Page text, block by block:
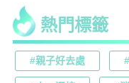
熱門標籤
#親子好去處